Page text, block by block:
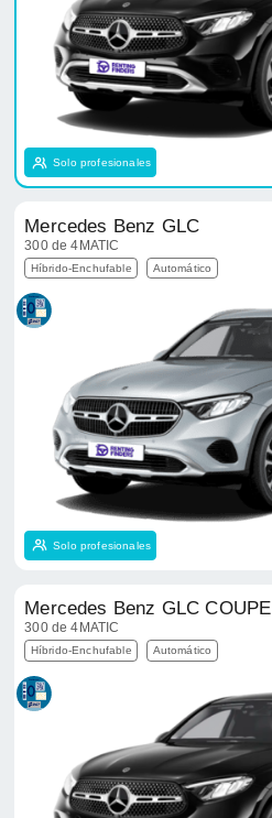
Solo profesionales
Mercedes Benz GLC
300 de 4MATIC
Híbrido-Enchufable Automático
Solo profesionales
Mercedes Benz GLC COUPE
300 de 4MATIC
Híbrido-Enchufable Automático